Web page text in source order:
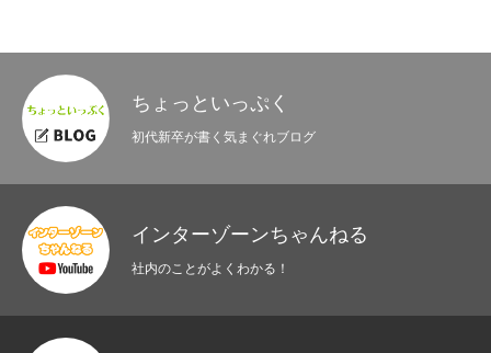
ちょっといっぷく
初代新卒が書く気まぐれブログ
インターゾーンちゃんねる
社内のことがよくわかる！